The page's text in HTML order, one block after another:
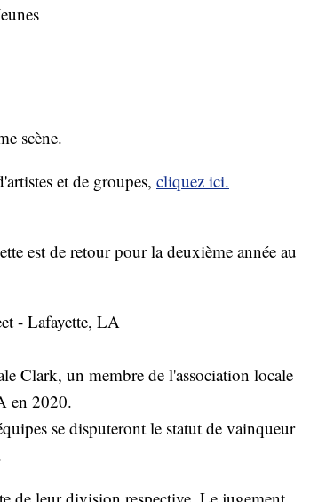
scène.
et de groupes, cliquez ici.
est de retour pour la deuxième année au
- Lafayette, LA
Clark, un membre de l'association locale
en 2020.
se disputeront le statut de vainqueur